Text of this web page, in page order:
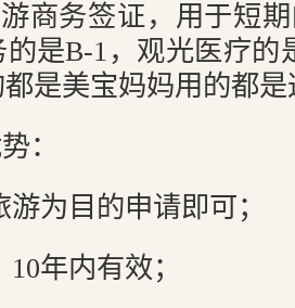
商务签证，用于短
的是B-1，观光医疗的
是美宝妈妈用的都
：
为目的申请即可；
年内有效；